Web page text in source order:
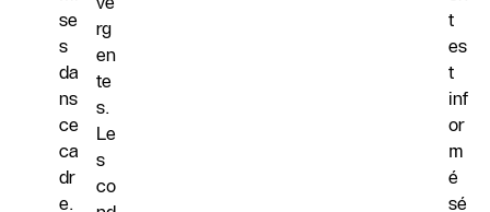
se
s
da
ns
ce
ca
dr
e.
rg
en
te
s.
Le
s
co
t
es
t
inf
or
m
é
sé